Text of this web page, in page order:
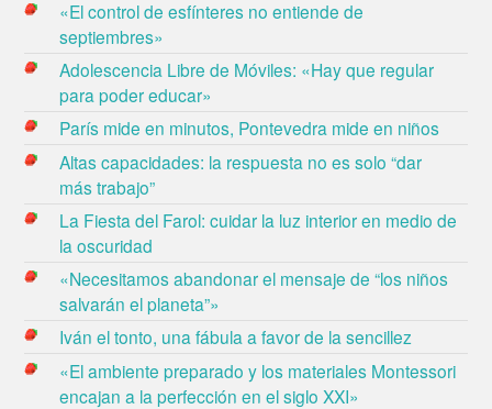
«El control de esfínteres no entiende de
septiembres»
Adolescencia Libre de Móviles: «Hay que regular
para poder educar»
París mide en minutos, Pontevedra mide en niños
Altas capacidades: la respuesta no es solo “dar
más trabajo”
La Fiesta del Farol: cuidar la luz interior en medio de
la oscuridad
«Necesitamos abandonar el mensaje de “los niños
salvarán el planeta”»
Iván el tonto, una fábula a favor de la sencillez
«El ambiente preparado y los materiales Montessori
encajan a la perfección en el siglo XXI»